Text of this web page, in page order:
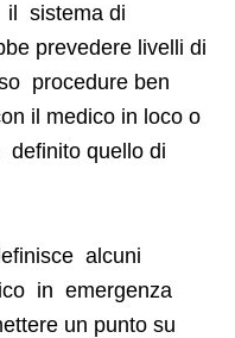
il sistema di
prevedere livelli di
procedure ben
il medico in loco o
definito quello di
alcuni
in emergenza
un punto su